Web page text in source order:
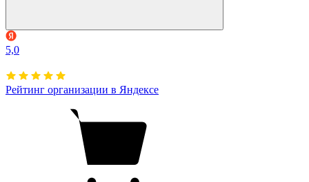
5,0
Рейтинг организации в Яндексе